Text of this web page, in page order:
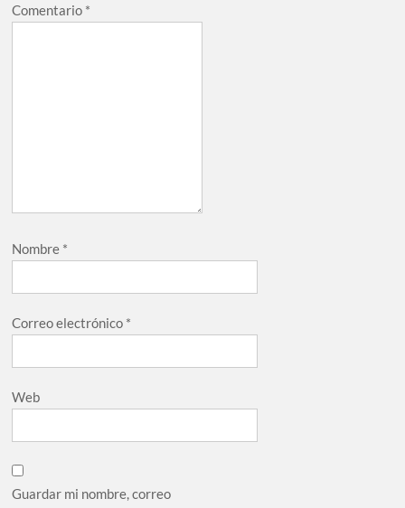
Comentario *
Nombre *
Correo electrónico *
Web
Guardar mi nombre, correo